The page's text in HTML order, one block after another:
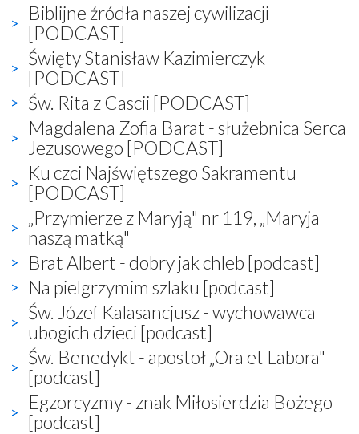
Biblijne źródła naszej cywilizacji
[PODCAST]
Święty Stanisław Kazimierczyk
[PODCAST]
Św. Rita z Cascii [PODCAST]
Magdalena Zofia Barat - służebnica Serca
Jezusowego [PODCAST]
Ku czci Najświętszego Sakramentu
[PODCAST]
„Przymierze z Maryją" nr 119, „Maryja
naszą matką"
Brat Albert - dobry jak chleb [podcast]
Na pielgrzymim szlaku [podcast]
Św. Józef Kalasancjusz - wychowawca
ubogich dzieci [podcast]
Św. Benedykt - apostoł „Ora et Labora"
[podcast]
Egzorcyzmy - znak Miłosierdzia Bożego
[podcast]